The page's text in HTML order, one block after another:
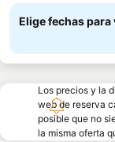
Elige fechas
Los precios y la
web de reserva
posible que no
la misma oferta